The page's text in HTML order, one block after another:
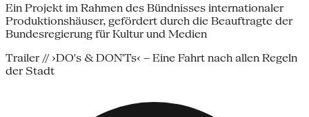
Ein Projekt im Rahmen des Bündnisses internationaler
Produktionshäuser, gefördert durch die Beauftragte der
Bundesregierung für Kultur und Medien
Trailer // ›DO's & DON'Ts‹ – Eine Fahrt nach allen Regeln
der Stadt